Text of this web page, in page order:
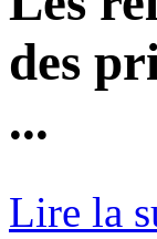
des
...
Lire la